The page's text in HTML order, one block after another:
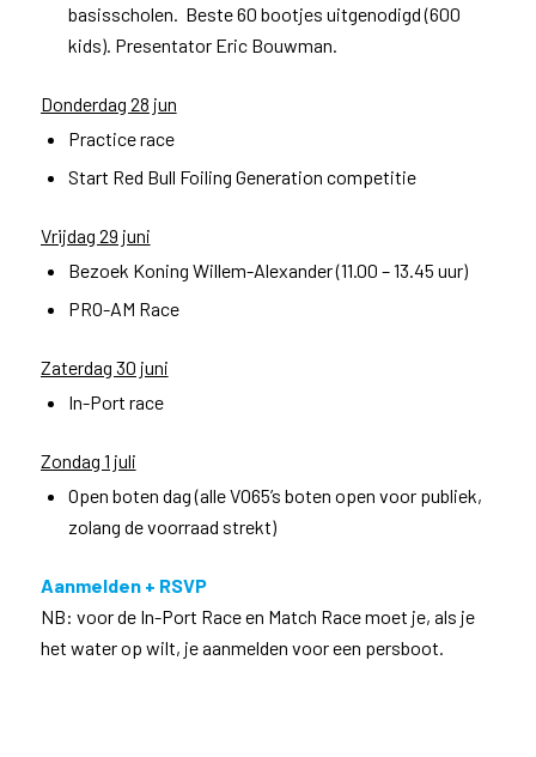
basisscholen. Beste 60 bootjes uitgenodigd (600
kids). Presentator Eric Bouwman.
Donderdag 28 jun
Practice race
Start Red Bull Foiling Generation competitie
Vrijdag 29 juni
Bezoek Koning Willem-Alexander (11.00 – 13.45 uur)
PRO-AM Race
Zaterdag 30 juni
In-Port race
Zondag 1 juli
Open boten dag (alle VO65’s boten open voor publiek,
zolang de voorraad strekt)
Aanmelden + RSVP
NB: voor de In-Port Race en Match Race moet je, als je
het water op wilt, je aanmelden voor een persboot.